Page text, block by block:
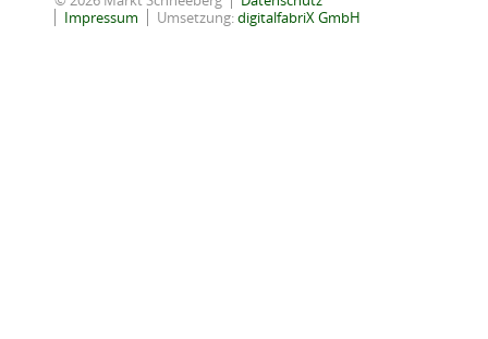
Impressum
Umsetzung:digitalfabriX GmbH